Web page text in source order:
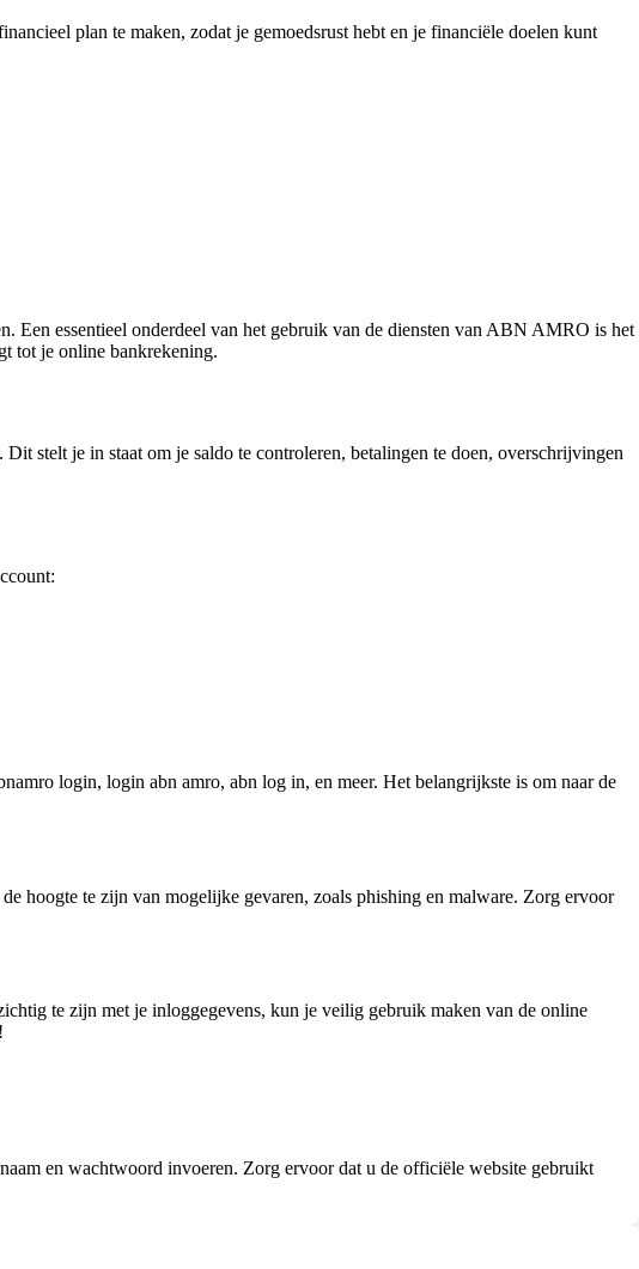
plan te maken, zodat je gemoedsrust hebt en je financiële doelen kunt
Een essentieel onderdeel van het gebruik van de diensten van ABN AMRO is het
tot je online bankrekening.
stelt je in staat om je saldo te controleren, betalingen te doen, overschrijvingen
login, login abn amro, abn log in, en meer. Het belangrijkste is om naar de
hoogte te zijn van mogelijke gevaren, zoals phishing en malware. Zorg ervoor
te zijn met je inloggegevens, kun je veilig gebruik maken van de online
en wachtwoord invoeren. Zorg ervoor dat u de officiële website gebruikt